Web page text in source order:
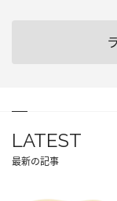
LATEST
最新の記事